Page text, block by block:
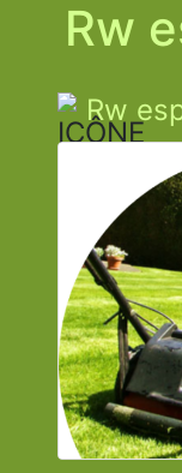
Rw
Rw